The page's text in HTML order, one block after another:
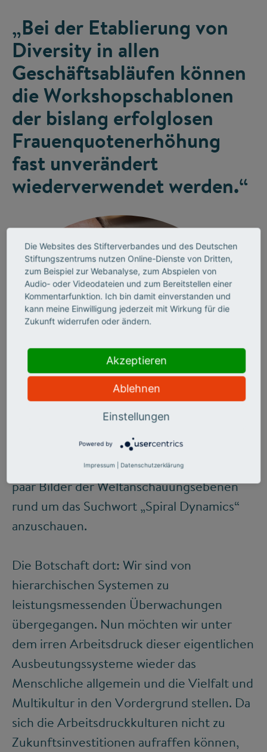
„Bei der Etablierung von
Diversity in allen
Geschäftsabläufen können
die Workshopschablonen
der bislang erfolglosen
Frauenquotenerhöhung
fast unverändert
wiederverwendet werden.“
©
Gunter
Nicht so einfach, wie es klingt
Im Ernst: Mit Vielfalt und Diversity werden
abermals Cargo-Kulte betrieben (
siehe mein re:publica-Video auf Youtube
man denkt wieder einmal, dass alles ganz
einfach sein muss. Einfach umdenken und
gut is! Dabei ist es an der Zeit, sich
wenigstens einmal bei Google Images ein
paar Bilder der Weltanschauungsebenen
rund um das Suchwort „Spiral Dynamics“
anzuschauen.
Die Botschaft dort: Wir sind von
hierarchischen Systemen zu
leistungsmessenden Überwachungen
übergegangen. Nun möchten wir unter
dem irren Arbeitsdruck dieser eigentlichen
Ausbeutungssysteme wieder das
Menschliche allgemein und die Vielfalt und
Multikultur in den Vordergrund stellen. Da
sich die Arbeitsdruckkulturen nicht zu
Zukunftsinvestitionen aufraffen können,
Die Websites des Stifterverbandes und des Deutschen
Stiftungszentrums nutzen Online-Dienste von Dritten,
zum Beispiel zur Webanalyse, zum Abspielen von
Audio- oder Videodateien und zum Bereitstellen einer
Kommentarfunktion. Ich bin damit einverstanden und
kann meine Einwilligung jederzeit mit Wirkung für die
Zukunft widerrufen oder ändern.
Akzeptieren
Ablehnen
Einstellungen
Powered by
Impressum Datenschutzerklärung